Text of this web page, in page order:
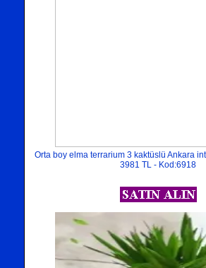
Orta boy elma terrarium 3 kaktüslü Ankara
3981 TL - Kod:6918